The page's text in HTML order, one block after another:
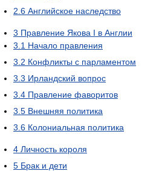
2.6 Английское наследство
3 Правление Якова I в Англии
3.1 Начало правления
3.2 Конфликты с парламентом
3.3 Ирландский вопрос
3.4 Правление фаворитов
3.5 Внешняя политика
3.6 Колониальная политика
4 Личность короля
5 Брак и дети